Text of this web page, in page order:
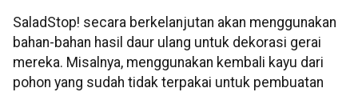
SaladStop! secara berkelanjutan akan menggunakan
bahan-bahan hasil daur ulang untuk dekorasi gerai
mereka. Misalnya, menggunakan kembali kayu dari
pohon yang sudah tidak terpakai untuk pembuatan